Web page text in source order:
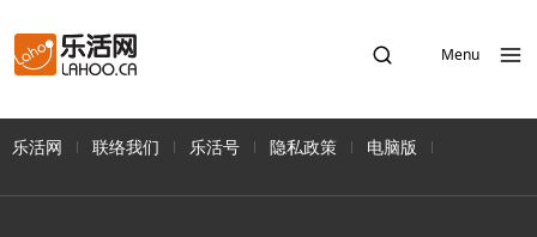
Menu
乐活网 联络我们 乐活号 隐私政策 电脑版